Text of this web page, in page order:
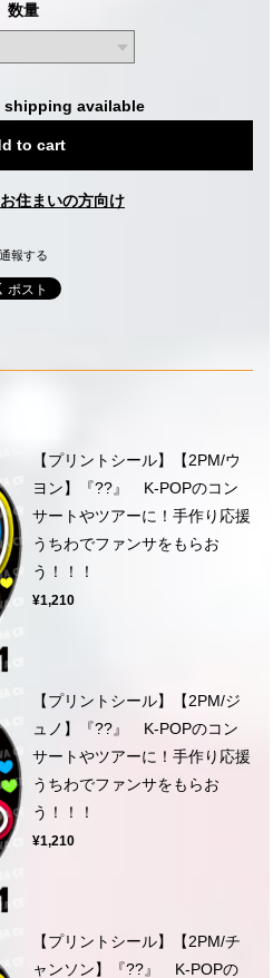
数量
shipping available
to cart
住まいの方向け
通報する
【プリントシール】【2PM/ウ
ヨン】『??』 K-POPのコン
サートやツアーに！手作り応援
うちわでファンサをもらお
う！！！
¥1,210
【プリントシール】【2PM/ジ
ュノ】『??』 K-POPのコン
サートやツアーに！手作り応援
うちわでファンサをもらお
う！！！
¥1,210
【プリントシール】【2PM/チ
ャンソン】『??』 K-POPの